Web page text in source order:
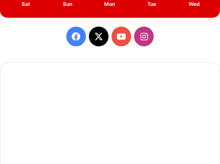
Sat Sun Mon Tue Wed
Facebook
X YouTubeInstagram